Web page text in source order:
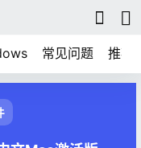
常见问题 推荐